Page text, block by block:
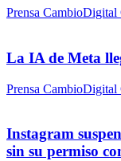
Prensa
La IA de Meta
Prensa
Instagram
sin su permiso